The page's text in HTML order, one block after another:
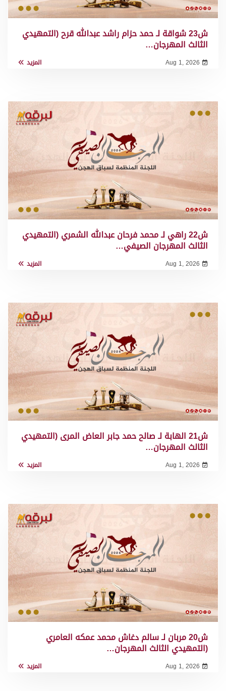
ش23 شواقة لـ حمد حزام راشد عبدالله قرح (التمهيدي
الثالث المهرجان…
Aug 1, 2026 المزيد
ش22 راهي لـ محمد فرحان عبدالله الشمري (التمهيدي
الثالث المهرجان الصيفي…
Aug 1, 2026 المزيد
ش21 الهابة لـ صالح حمد جابر العاض المرى (التمهيدي
الثالث المهرجان…
Aug 1, 2026 المزيد
ش20 مربان لـ سالم دغاش محمد عمكه العامري
(التمهيدي الثالث المهرجان…
Aug 1, 2026 المزيد